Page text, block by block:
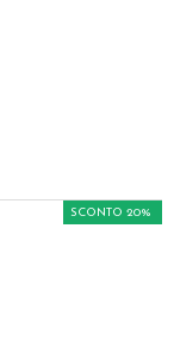
SCONTO 20%